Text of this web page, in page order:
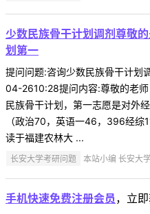
少数民族骨干计划调剂尊敬
划第一
提问问题:咨询少数民族骨干计
04-2610:28提问内容:尊敬的老
民族骨干计划，第一志愿是对外
（政治70，英语一46，396经
读于福建农林大 ...
长安大学考研问题 本站小编 长安大
手机快速免费注册会员 ，立